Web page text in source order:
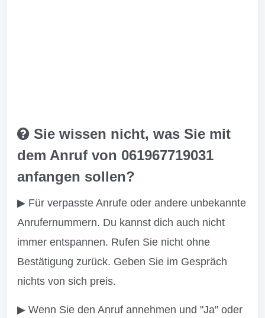
Sie wissen nicht, was Sie mit
dem Anruf von 061967719031
anfangen sollen?
▶ Für verpasste Anrufe oder andere unbekannte
Anrufernummern. Du kannst dich auch nicht
immer entspannen. Rufen Sie nicht ohne
Bestätigung zurück. Geben Sie im Gespräch
nichts von sich preis.
▶ Wenn Sie den Anruf annehmen und "Ja" oder